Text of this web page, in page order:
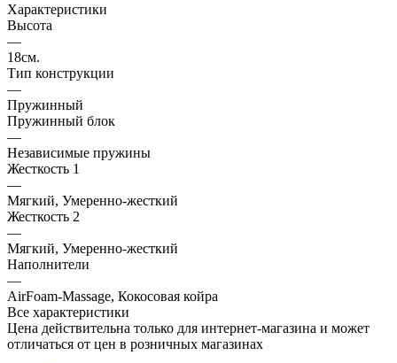
Характеристики
Высота
—
18см.
Тип конструкции
—
Пружинный
Пружинный блок
—
Независимые пружины
Жесткость 1
—
Мягкий, Умеренно-жесткий
Жесткость 2
—
Мягкий, Умеренно-жесткий
Наполнители
—
AirFoam-Massage, Кокосовая койра
Все характеристики
Цена действительна только для интернет-магазина и может
отличаться от цен в розничных магазинах